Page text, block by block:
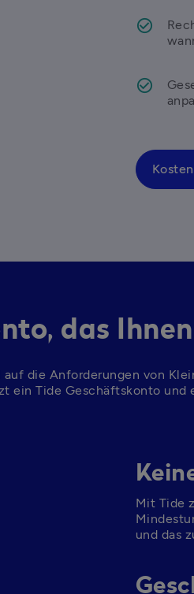
das
die Anforderungen von
ein Tide Geschäftskonto und
Mit Tide
und das